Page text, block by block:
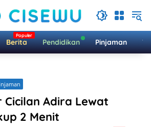
Berita Pendidikan Pinjaman
Cicilan Adira Lewat
2 Menit